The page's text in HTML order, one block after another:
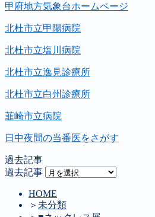
甲府地方気象台ホームページ
北杜市立甲陽病院
北杜市立塩川病院
北杜市立逸見診療所
北杜市立白州診療所
韮崎市立病院
日中夜間の当番医をさがす
過去記事
過去記事
HOME
＞ 未分類